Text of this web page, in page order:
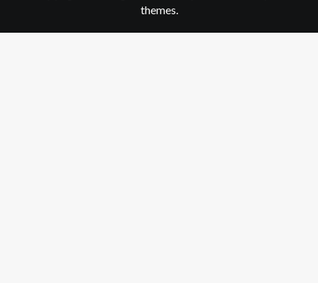
themes.